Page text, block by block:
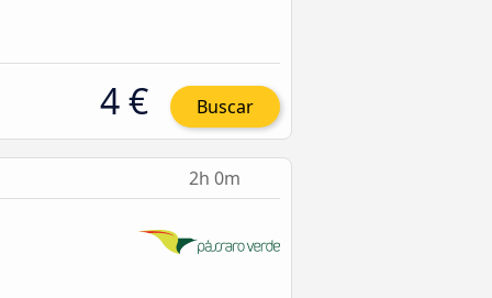
4 € Buscar
2h 0m